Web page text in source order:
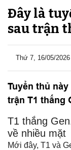
Đây là
sau trận
Thứ 7, 16/05/
Tuyển thủ
trận T1 thắng
T1 thắng
về nhiều mặt
Mới đây, T1 và